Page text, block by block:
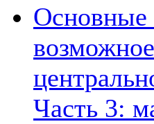
Основные
Часть 3: